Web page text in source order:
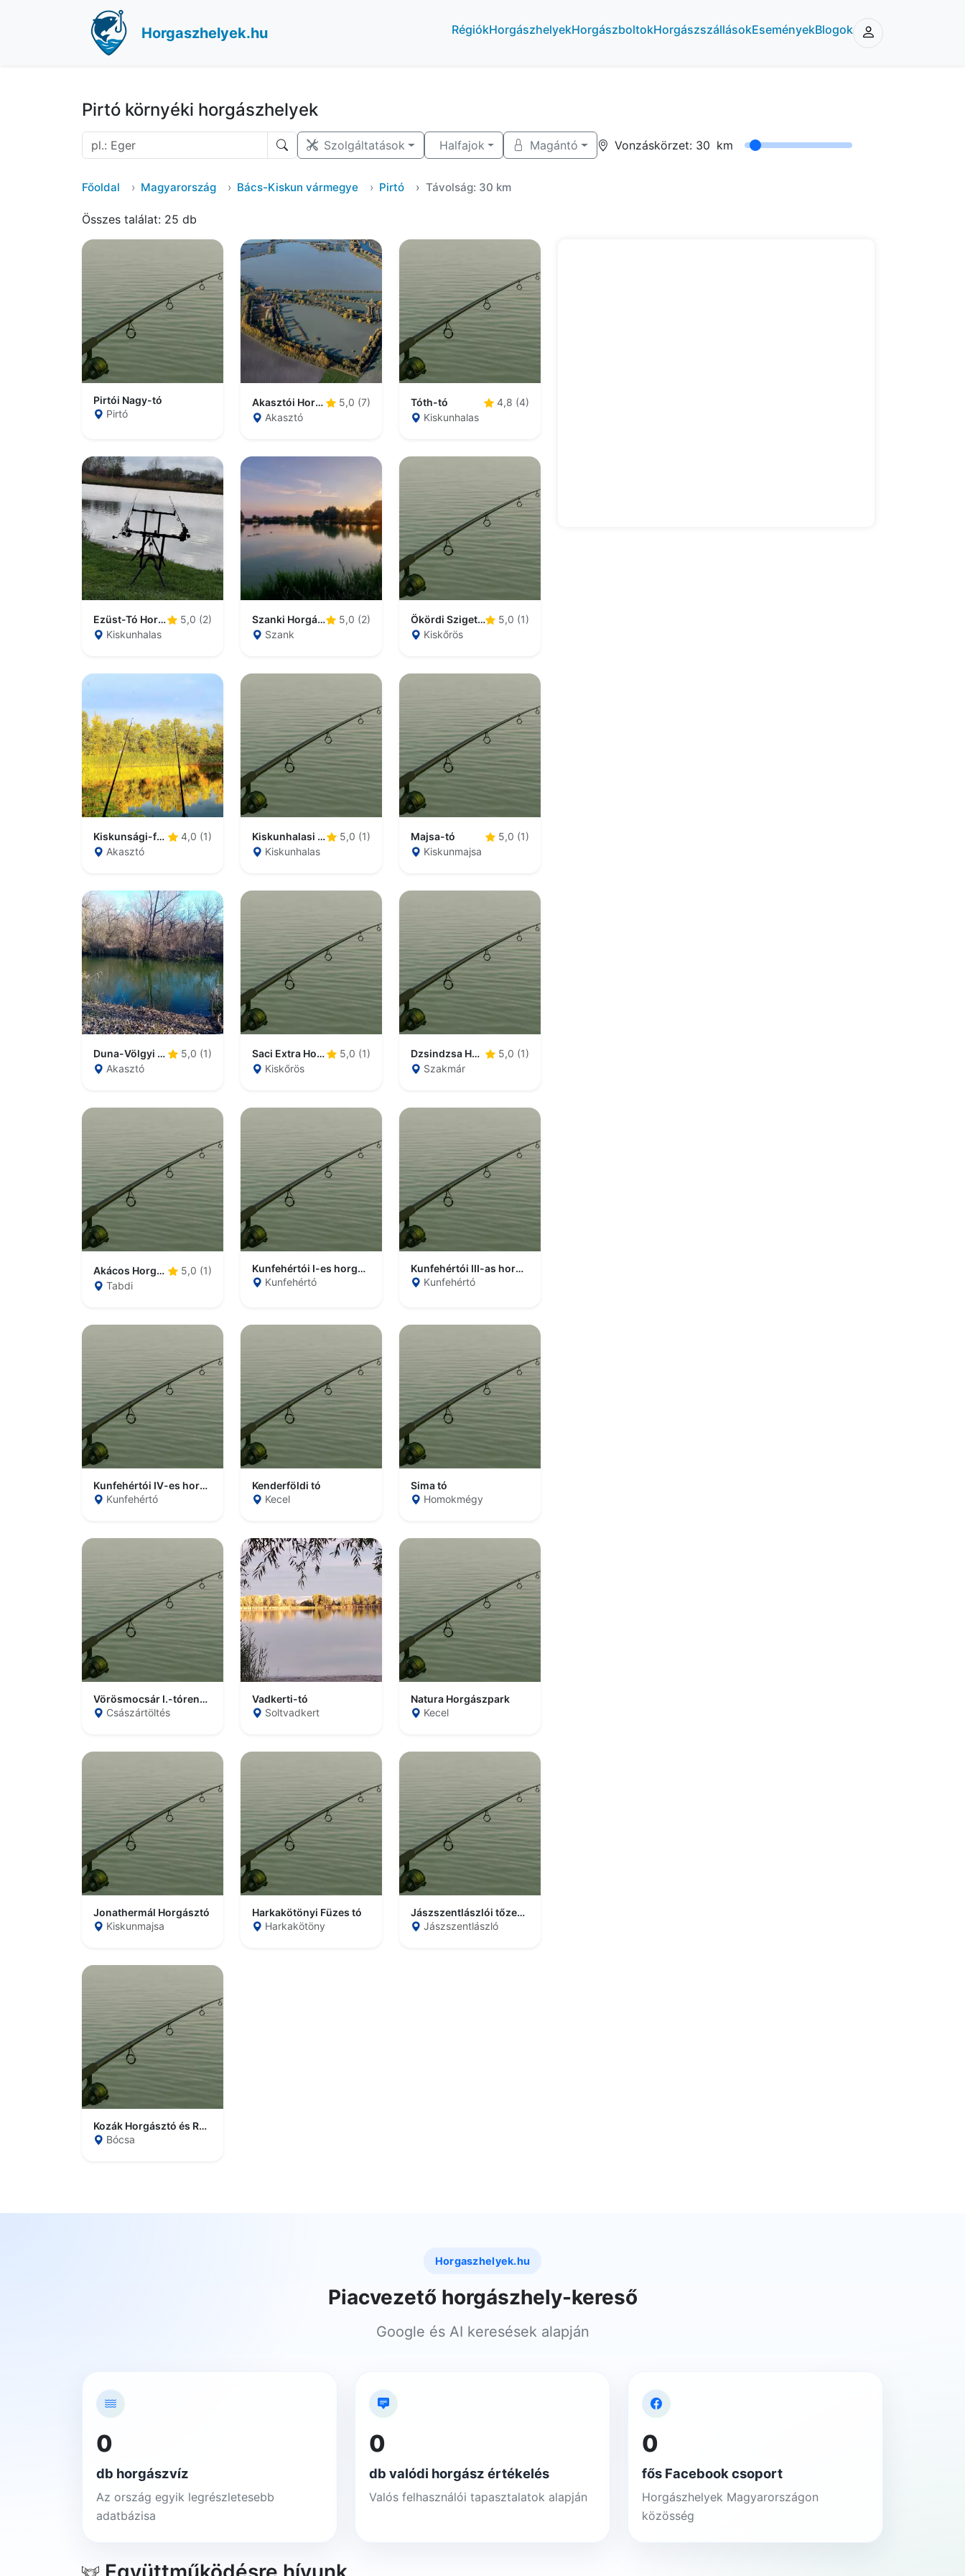
Horgaszhelyek.hu RégiókHorgászhelyekHorgászboltokHorgászszállásokEseményekBlogok
Pirtó környéki horgászhelyek
Szolgáltatások Halfajok Magántó Vonzáskörzet: 30 km
Főoldal Magyarország Bács-Kiskun vármegye Pirtó Távolság: 30 km
Összes találat: 25 db
Pirtói Nagy-tó
Pirtó
Akasztói Horgászpark
5,0 (7)
Akasztó
Tóth-tó
4,8 (4)
Kiskunhalas
Ezüst-Tó Horgászcentrum
5,0 (2)
Kiskunhalas
Szanki Horgásztó
5,0 (2)
Szank
Ökördi Szigetes tó
5,0 (1)
Kiskőrös
Kiskunsági-főcsatorna
4,0 (1)
Akasztó
Kiskunhalasi Sóstó
5,0 (1)
Kiskunhalas
Majsa-tó
5,0 (1)
Kiskunmajsa
Duna-Völgyi Főcsatorna
5,0 (1)
Akasztó
Saci Extra Horgásztó
5,0 (1)
Kiskőrös
Dzsindzsa Horgásztó
5,0 (1)
Szakmár
Akácos Horgásztó
5,0 (1)
Tabdi
Kunfehértói I-es horgásztó
Kunfehértó
Kunfehértói III-as horgásztó
Kunfehértó
Kunfehértói IV-es horgásztó
Kunfehértó
Kenderföldi tó
Kecel
Sima tó
Homokmégy
Vörösmocsár I.-tórendszer
Császártöltés
Vadkerti-tó
Soltvadkert
Natura Horgászpark
Kecel
Jonathermál Horgásztó
Kiskunmajsa
Harkakötönyi Füzes tó
Harkakötöny
Jászszentlászlói tőzegtavak
Jászszentlászló
Kozák Horgásztó és Rendezvényház
Bócsa
Horgaszhelyek.hu
Piacvezető horgászhely-kereső
Google és AI keresések alapján
0
db horgászvíz
Az ország egyik legrészletesebb
adatbázisa
0
db valódi horgász értékelés
Valós felhasználói tapasztalatok alapján
0
fős Facebook csoport
Horgászhelyek Magyarországon
közösség